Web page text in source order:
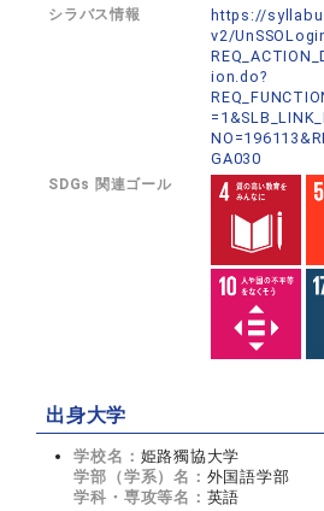
シラバス情報
https://
v2/
ion.do?
GA030
SDGs 関連ゴール
出身大学
学校名： 姫路獨協大学
学部（学系）名： 外国語学部
学科・専攻等名： 英語